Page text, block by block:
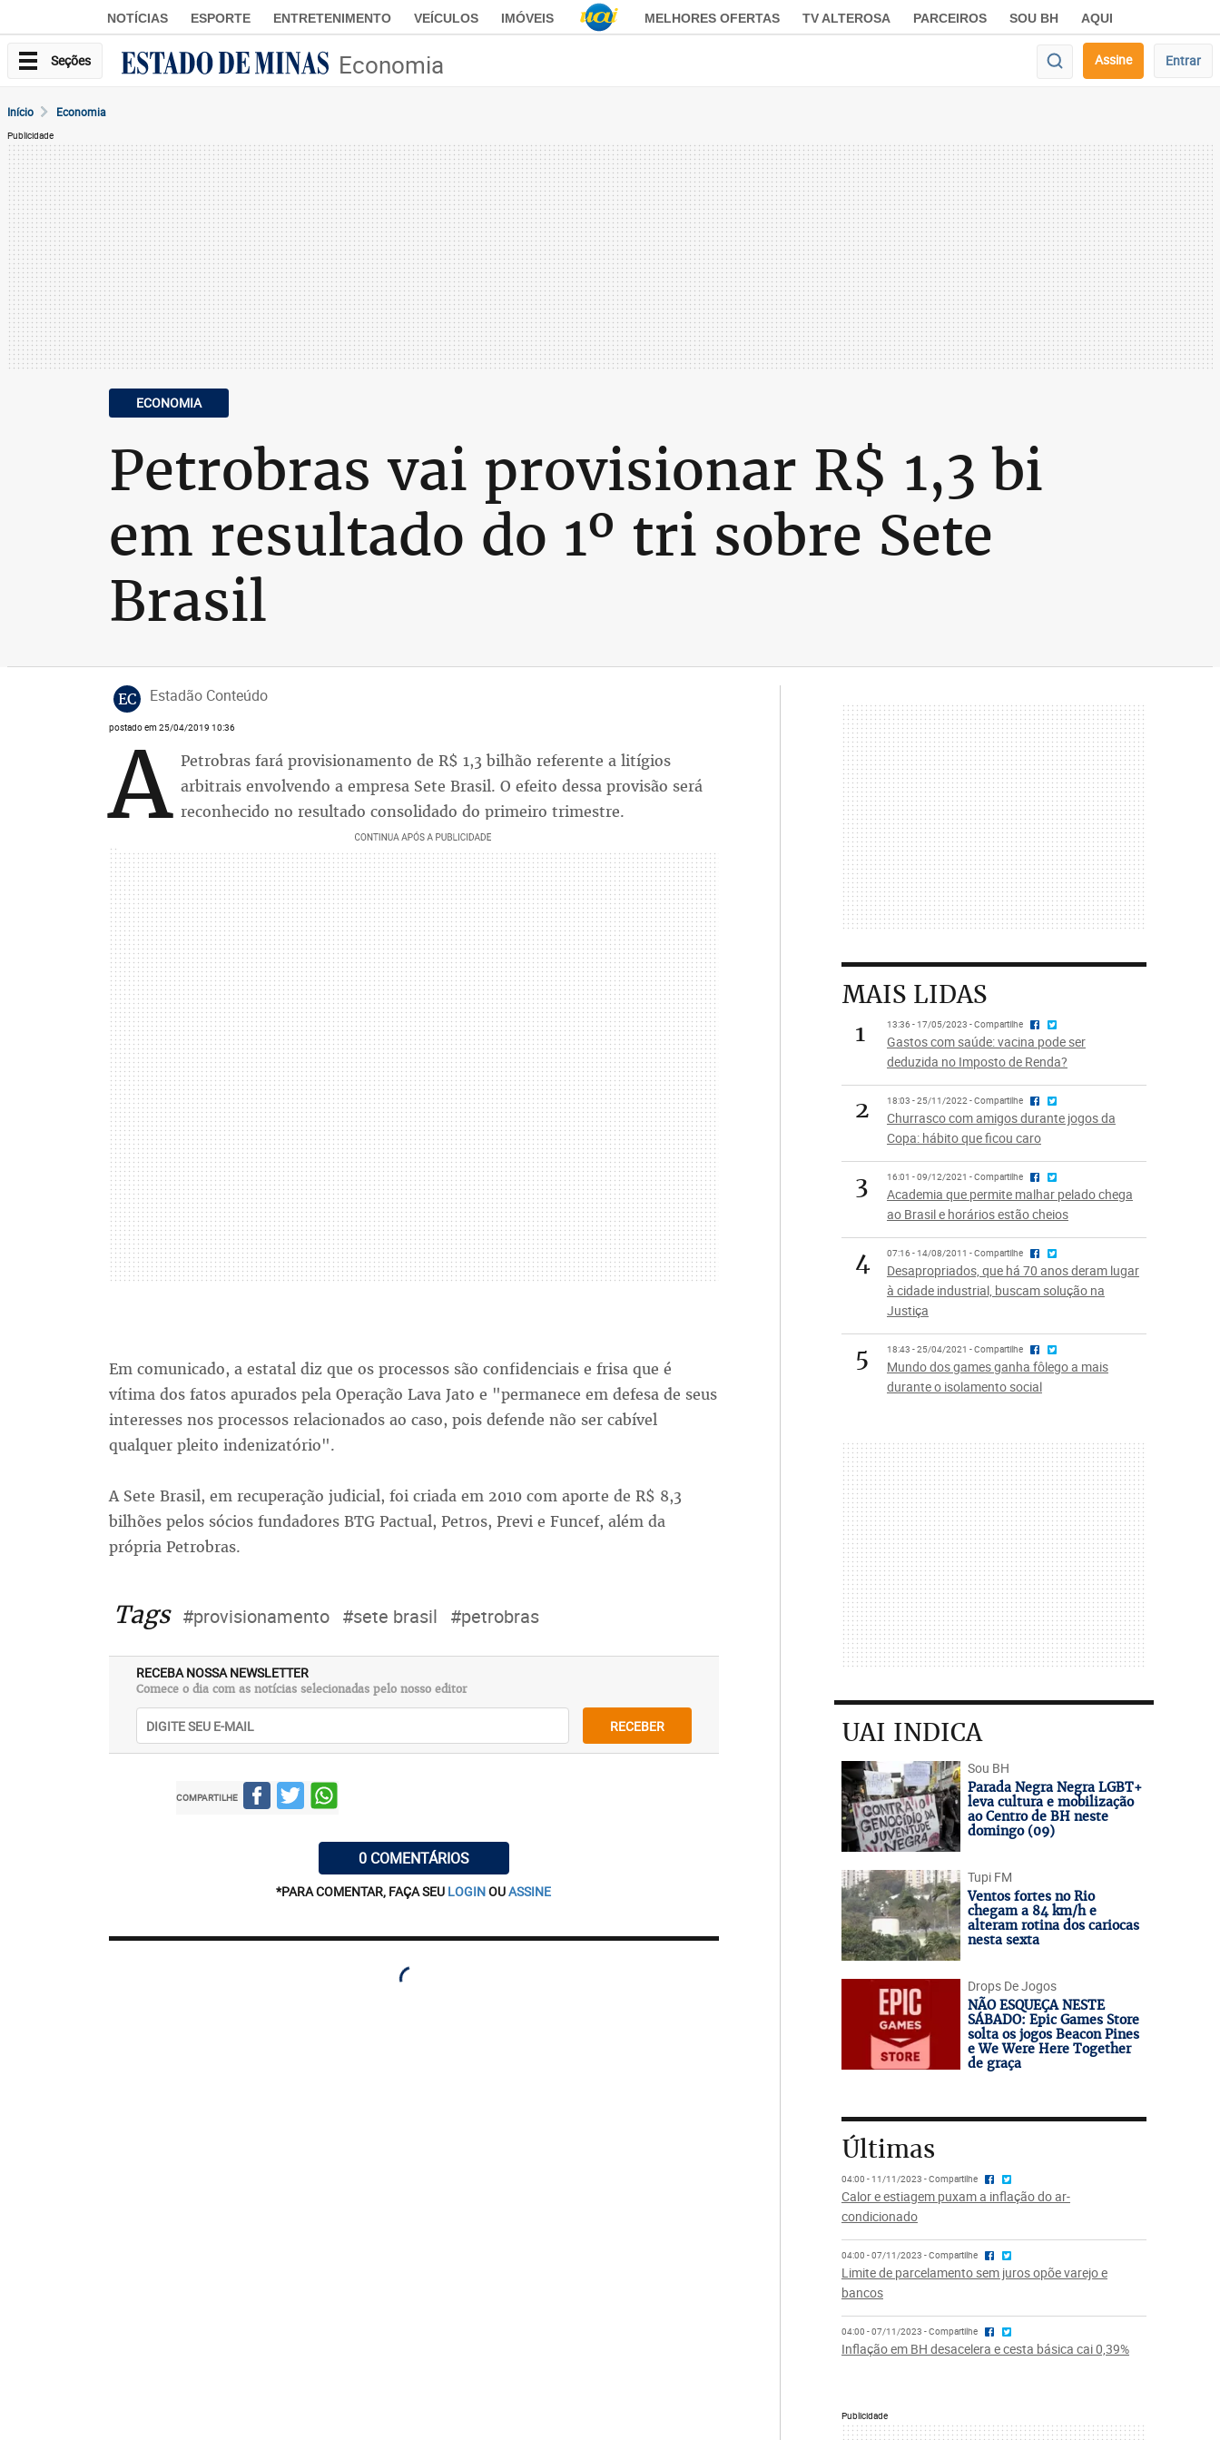
NOTÍCIAS ESPORTE ENTRETENIMENTO VEÍCULOS IMÓVEIS MELHORES OFERTAS TV ALTEROSA PARCEIROS SOU BH AQUI
Seções Economia Assine Entrar
Início Economia
Publicidade
ECONOMIA
Petrobras vai provisionar R$ 1,3 bi
em resultado do 1º tri sobre Sete
Brasil
EC Estadão Conteúdo
postado em 25/04/2019 10:36
A Petrobras fará provisionamento de R$ 1,3 bilhão referente a litígios
arbitrais envolvendo a empresa Sete Brasil. O efeito dessa provisão será
reconhecido no resultado consolidado do primeiro trimestre.
Em comunicado, a estatal diz que os processos são confidenciais e frisa que é
vítima dos fatos apurados pela Operação Lava Jato e "permanece em defesa de seus
interesses nos processos relacionados ao caso, pois defende não ser cabível
qualquer pleito indenizatório".
A Sete Brasil, em recuperação judicial, foi criada em 2010 com aporte de R$ 8,3
bilhões pelos sócios fundadores BTG Pactual, Petros, Previ e Funcef, além da
própria Petrobras.
Tags #provisionamento #sete brasil #petrobras
RECEBA NOSSA NEWSLETTER
Comece o dia com as notícias selecionadas pelo nosso editor
RECEBER
COMPARTILHE
0 COMENTÁRIOS
*PARA COMENTAR, FAÇA SEU LOGINOUASSINE
MAIS LIDAS
1
13:36 - 17/05/2023 - Compartilhe
Gastos com saúde: vacina pode ser
deduzida no Imposto de Renda?
2 18:03 - 25/11/2022 - Compartilhe
Churrasco com amigos durante jogos da
Copa: hábito que ficou caro
3 16:01 - 09/12/2021 - Compartilhe
Academia que permite malhar pelado chega
ao Brasil e horários estão cheios
4 07:16 - 14/08/2011 - Compartilhe
Desapropriados, que há 70 anos deram lugar
à cidade industrial, buscam solução na
Justiça
5 18:43 - 25/04/2021 - Compartilhe
Mundo dos games ganha fôlego a mais
durante o isolamento social
UAI INDICA
Sou BH
Parada Negra Negra LGBT+
leva cultura e mobilização
ao Centro de BH neste
domingo (09)
Tupi FM
Ventos fortes no Rio
chegam a 84 km/h e
alteram rotina dos cariocas
nesta sexta
Drops De Jogos
NÃO ESQUEÇA NESTE
SÁBADO: Epic Games Store
solta os jogos Beacon Pines
e We Were Here Together
de graça
Últimas
04:00 - 11/11/2023 - Compartilhe
Calor e estiagem puxam a inflação do ar-
condicionado
04:00 - 07/11/2023 - Compartilhe
Limite de parcelamento sem juros opõe varejo e
bancos
04:00 - 07/11/2023 - Compartilhe
Inflação em BH desacelera e cesta básica cai 0,39%
Publicidade